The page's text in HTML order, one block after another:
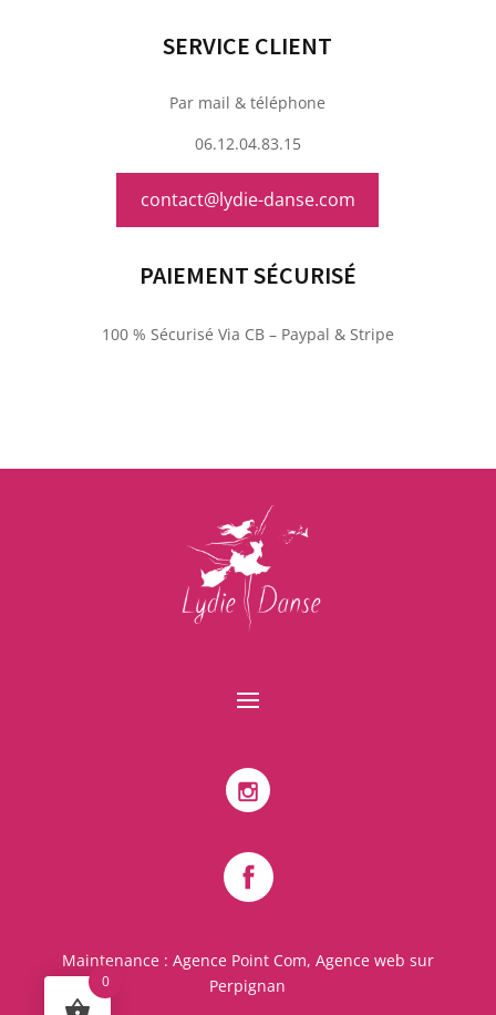
SERVICE CLIENT
Par mail & téléphone
06.12.04.83.15
contact@lydie-danse.com
PAIEMENT SÉCURISÉ
100 % Sécurisé Via CB – Paypal & Stripe
Maintenance : Agence Point Com, Agence web sur
Perpignan
0